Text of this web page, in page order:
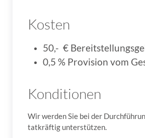
Kosten
50,- €
0,5 % Provision vom
Konditionen
Wir werden Sie bei der
tatkräftig unterstützen.